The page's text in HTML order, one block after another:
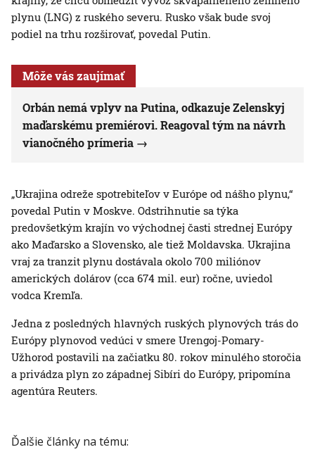
plynu (LNG) z ruského severu. Rusko však bude svoj
podiel na trhu rozširovať, povedal Putin.
Môže vás zaujímať
Orbán nemá vplyv na Putina, odkazuje Zelenskyj
maďarskému premiérovi. Reagoval tým na návrh
vianočného prímeria
„Ukrajina odreže spotrebiteľov v Európe od nášho plynu,“
povedal Putin v Moskve. Odstrihnutie sa týka
predovšetkým krajín vo východnej časti strednej Európy
ako Maďarsko a Slovensko, ale tiež Moldavska. Ukrajina
vraj za tranzit plynu dostávala okolo 700 miliónov
amerických dolárov (cca 674 mil. eur) ročne, uviedol
vodca Kremľa.
Jedna z posledných hlavných ruských plynových trás do
Európy plynovod vedúci v smere Urengoj-Pomary-
Užhorod postavili na začiatku 80. rokov minulého storočia
a privádza plyn zo západnej Sibíri do Európy, pripomína
agentúra Reuters.
Ďalšie články na tému: